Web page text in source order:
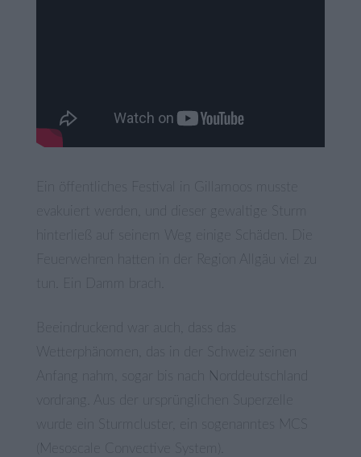
Ein öffentliches Festival in Gillamoos musste
evakuiert werden, und dieser gewaltige Sturm
hinterließ auf seinem Weg einige Schäden. Die
Feuerwehren hatten in der Region Allgäu viel zu
Beeindruckend war auch, dass das
Wetterphänomen, das in der Schweiz seinen
Anfang nahm, sogar bis nach Norddeutschland
vordrang. Aus der ursprünglichen Superzelle
wurde ein Sturmcluster, ein sogenanntes MCS
(Mesoscale Convective System).